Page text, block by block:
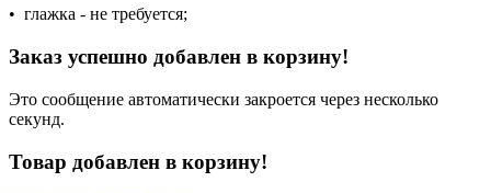
• глажка - не требуется;
Заказ успешно добавлен в корзину!
Это сообщение автоматически закроется через несколько
секунд.
Товар добавлен в корзину!